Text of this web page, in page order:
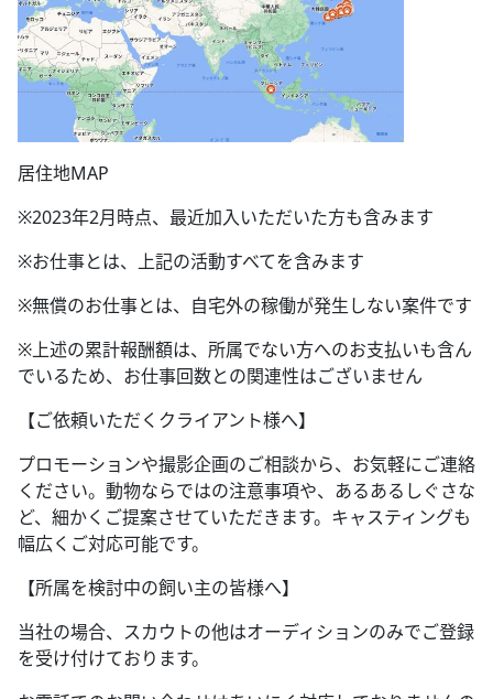
居住地MAP
※2023年2月時点、最近加入いただいた方も含みます
※お仕事とは、上記の活動すべてを含みます
※無償のお仕事とは、自宅外の稼働が発生しない案件です
※上述の累計報酬額は、所属でない方へのお支払いも含ん
でいるため、お仕事回数との関連性はございません
【ご依頼いただくクライアント様へ】
プロモーションや撮影企画のご相談から、お気軽にご連絡
ください。動物ならではの注意事項や、あるあるしぐさな
ど、細かくご提案させていただきます。キャスティングも
幅広くご対応可能です。
【所属を検討中の飼い主の皆様へ】
当社の場合、スカウトの他はオーディションのみでご登録
を受け付けております。